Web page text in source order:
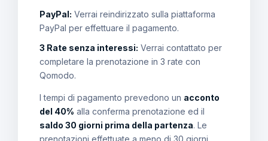
PayPal: Verrai reindirizzato sulla piattaforma
PayPal per effettuare il pagamento.
3 Rate senza interessi: Verrai contattato per
completare la prenotazione in 3 rate con
Qomodo.
I tempi di pagamento prevedono un acconto
del 40% alla conferma prenotazione ed il
saldo 30 giorni prima della partenza. Le
prenotazioni effettuate a meno di 30 giorni